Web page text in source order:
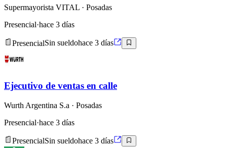
Supermayorista VITAL · Posadas
Presencial·hace 3 días
PresencialSin sueldohace 3 días
Ejecutivo de ventas en calle
Wurth Argentina S.a · Posadas
Presencial·hace 3 días
PresencialSin sueldohace 3 días